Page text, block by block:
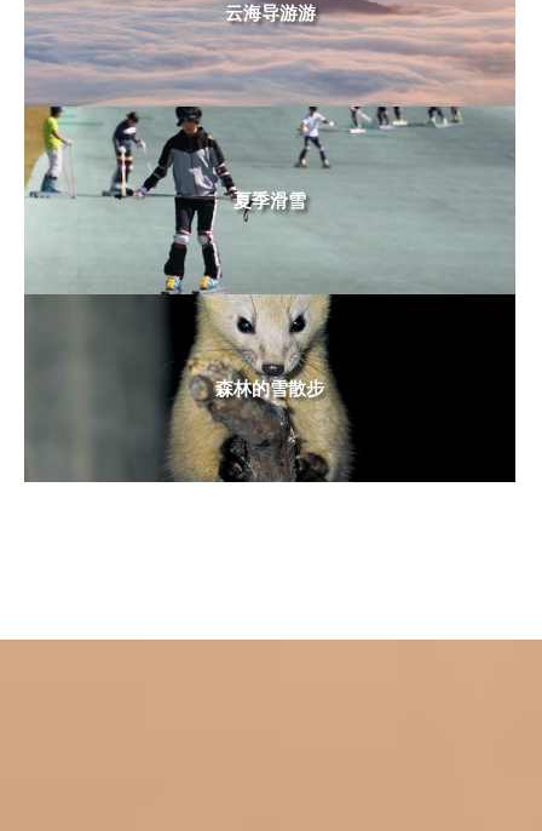
云海导游游
夏季滑雪
森林的雪散步